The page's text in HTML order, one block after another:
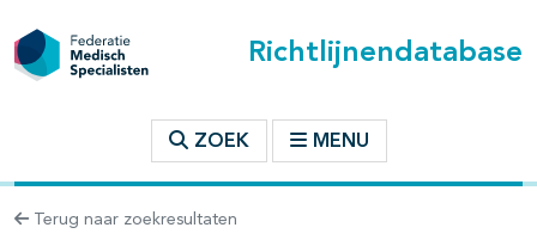
Richtlijnendatabase
ZOEK MENU
Terug naar zoekresultaten
binnen deze richtlijn